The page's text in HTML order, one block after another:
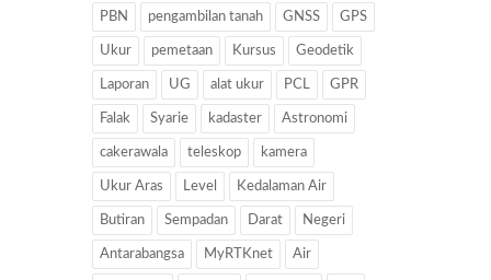
PBN pengambilan tanah GNSS GPS
Ukur pemetaan Kursus Geodetik
Laporan UG alat ukur PCL GPR
Falak Syarie kadaster Astronomi
cakerawala teleskop kamera
Ukur Aras Level Kedalaman Air
Butiran Sempadan Darat Negeri
Antarabangsa MyRTKnet Air